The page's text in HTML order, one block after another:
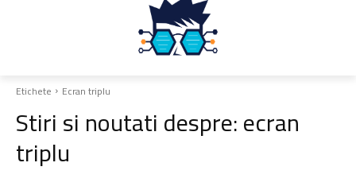
Etichete Ecran triplu
Stiri si noutati despre:ecran
triplu